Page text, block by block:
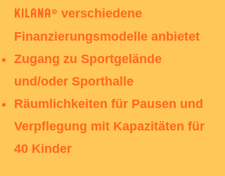
KILANA® verschiedene
Finanzierungsmodelle anbietet​
Zugang zu Sportgelände
und/oder Sporthalle​
Räumlichkeiten für Pausen und
Verpflegung mit Kapazitäten für
40 Kinder